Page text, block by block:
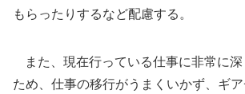
もらったりするなど配慮する。
また、現在行っている仕事に非常に深
ため、仕事の移行がうまくいかず、ギ